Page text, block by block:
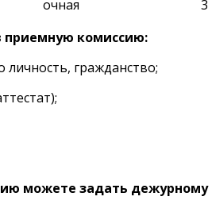
очная 3
приемную комиссию:
гражданство;
можете задать